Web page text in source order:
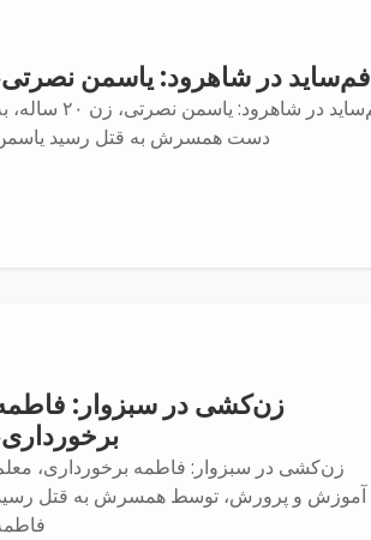
فم‌ساید در شاهرود: یاسمن
فم‌ساید در شاهرود: یاسمن نصرتی، زن ۲۰
دست همسرش به قتل رسید
زن‌کشی در سبزوار:
زن‌کشی در سبزوار: فاطمه برخورداری،
آموزش و پرورش، توسط همسرش به قتل